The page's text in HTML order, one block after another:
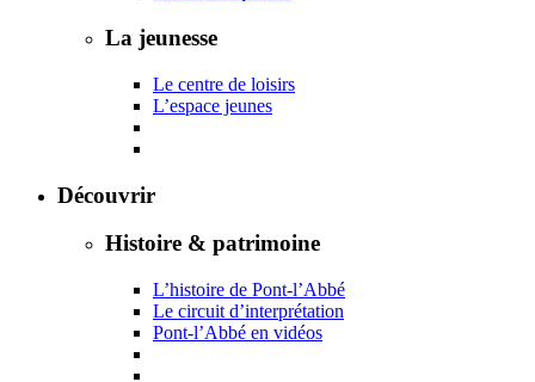
La jeunesse
Le centre de loisirs
L’espace jeunes
Découvrir
Histoire & patrimoine
L’histoire de Pont-l’Abbé
Le circuit d’interprétation
Pont-l’Abbé en vidéos